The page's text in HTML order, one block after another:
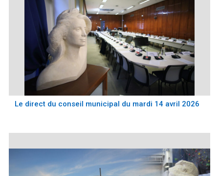
Le direct du conseil municipal du mardi 14 avril 2026